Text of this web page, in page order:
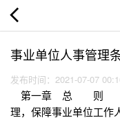
事业单位人事管理
发布时间：2021-07-07
第一章 总 则 第
理，保障事业单位工作